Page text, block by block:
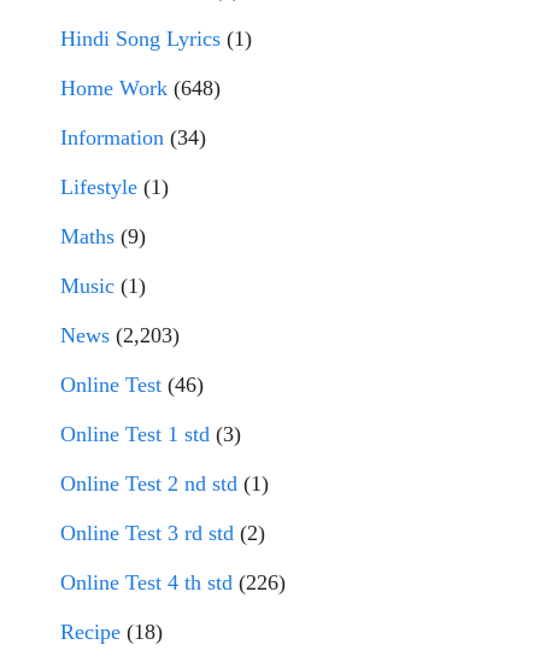
Hindi Song Lyrics (1)
Home Work (648)
Information (34)
Lifestyle (1)
Maths (9)
Music (1)
News (2,203)
Online Test (46)
Online Test 1 std (3)
Online Test 2 nd std (1)
Online Test 3 rd std (2)
Online Test 4 th std (226)
Recipe (18)